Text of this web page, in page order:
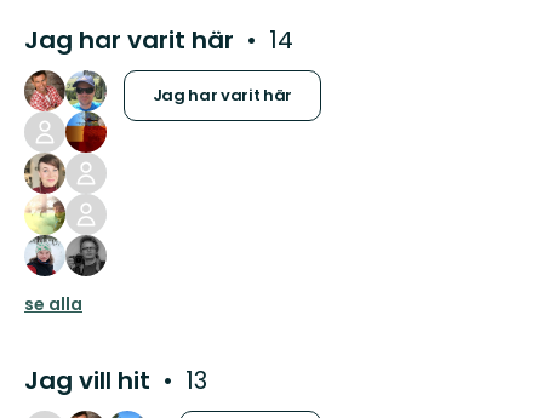
Jag har varit här 14
Jag har varit här
se alla
Jag vill hit 13